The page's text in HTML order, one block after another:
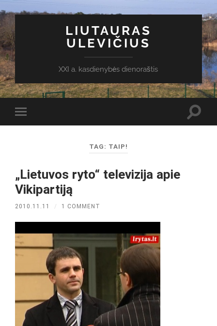
LIUTAURAS
ULEVIČIUS
XXI a. kasdienybės dienoraštis
Toggle
mobile
TAG: TAIP!
„Lietuvos ryto“ televizija apie
Vikipartiją
2010.11.11 / 1 COMMENT